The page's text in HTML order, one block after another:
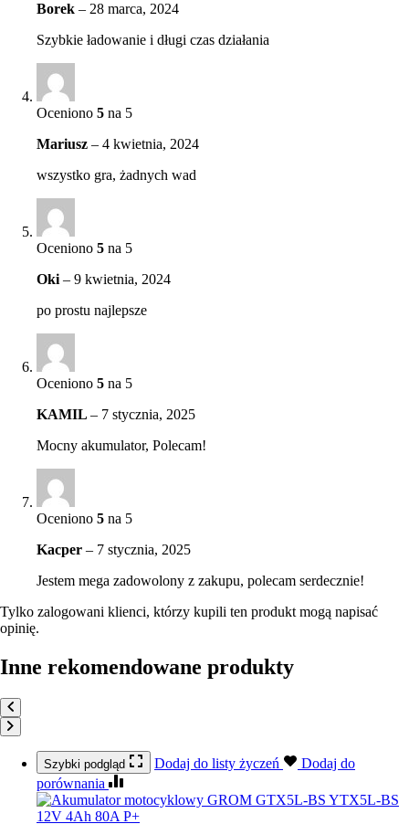
Borek – 28 marca, 2024
Szybkie ładowanie i długi czas działania
Oceniono 5 na 5
Mariusz – 4 kwietnia, 2024
wszystko gra, żadnych wad
Oceniono 5 na 5
Oki– 9 kwietnia, 2024
po prostu najlepsze
Oceniono 5 na 5
KAMIL – 7 stycznia, 2025
Mocny akumulator, Polecam!
Oceniono 5 na 5
Kacper – 7 stycznia, 2025
Jestem mega zadowolony z zakupu, polecam serdecznie!
Tylko zalogowani klienci, którzy kupili ten produkt mogą napisać
opinię.
Inne rekomendowane produkty
Szybki podgląd Dodaj do listy życzeń
Dodaj do
porównania